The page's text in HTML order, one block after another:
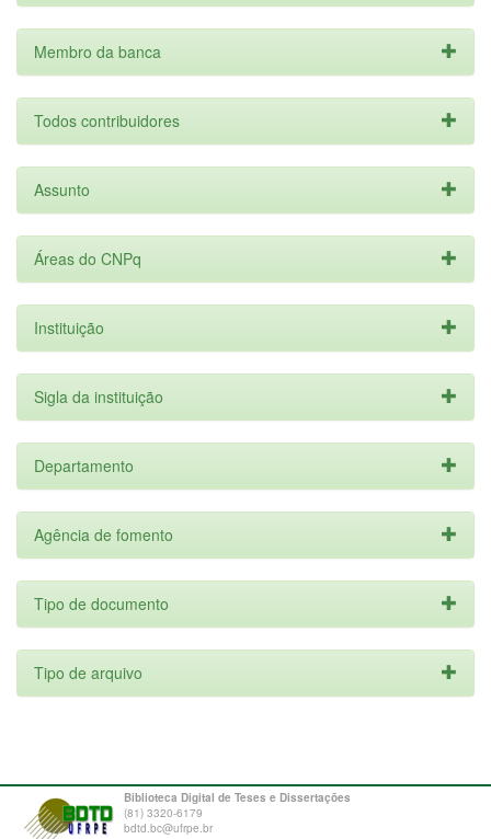
Membro da banca
Todos contribuidores
Assunto
Áreas do CNPq
Instituição
Sigla da instituição
Departamento
Agência de fomento
Tipo de documento
Tipo de arquivo
Biblioteca Digital de Teses e Dissertações
(81) 3320-6179
bdtd.bc@ufrpe.br